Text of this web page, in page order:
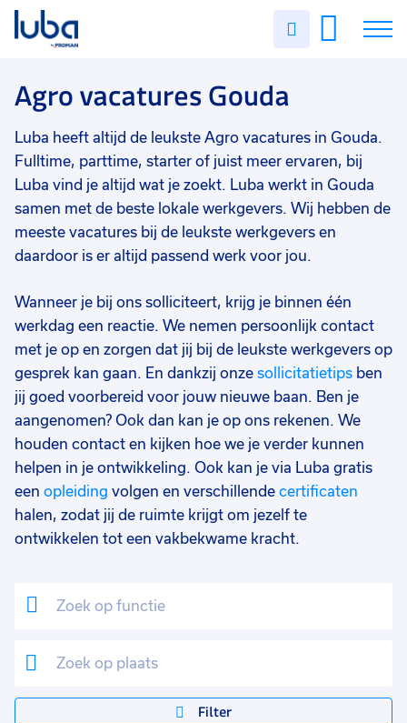
Uren
Vacatures
Over ons
Voor werkgevers
Contact
Agro vacatures Gouda
Luba heeft altijd de leukste Agro vacatures in Gouda.
Fulltime, parttime, starter of juist meer ervaren, bij
Luba vind je altijd wat je zoekt. Luba werkt in Gouda
samen met de beste lokale werkgevers. Wij hebben de
meeste vacatures bij de leukste werkgevers en
daardoor is er altijd passend werk voor jou.
Wanneer je bij ons solliciteert, krijg je binnen één
werkdag een reactie. We nemen persoonlijk contact
met je op en zorgen dat jij bij de leukste werkgevers op
gesprek kan gaan. En dankzij onze sollicitatietips ben
jij goed voorbereid voor jouw nieuwe baan. Ben je
aangenomen? Ook dan kan je op ons rekenen. We
houden contact en kijken hoe we je verder kunnen
helpen in je ontwikkeling. Ook kan je via Luba gratis
een opleiding volgen en verschillende certificaten
halen, zodat jij de ruimte krijgt om jezelf te
ontwikkelen tot een vakbekwame kracht.
Filter
Filter vacatures
Vakgebied 0
Opleidingsniveau
Uren per week 0